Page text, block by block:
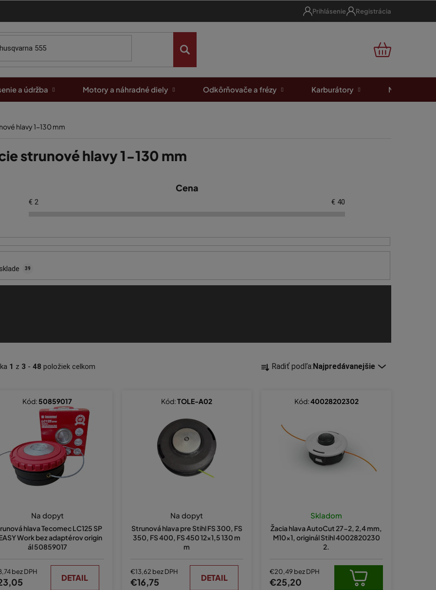
Prihlásenie Registrácia
NÁKUPNÝ
a údržba Motory a náhradné diely Odkôrňovače a frézy Karburátory Motorové
hlavy 1-130 mm
strunové hlavy 1-130 mm
1 z 3 - 48 položiek celkom
R
a Radiť podľa:Najpredávanejšie
Cena
€ 2 € 40
39
hlava Tecomec LC125 SP
Work bez adaptérov origin
ál 50859017
Na dopyt
bez DPH
DETAIL
Kód: 50859017
Strunová hlava pre Stihl FS 300, FS
350, FS 400, FS 450 12x1,5 130 m
m
Na dopyt
€13,62 bez DPH
€16,75 DETAIL
Kód:TOLE-A02
Žacia hlava AutoCut 27-2, 2,4 mm,
M10x1, originál Stihl 4002820230
2.
Skladom
€20,49 bez DPH
€25,20
Kód:40028202302